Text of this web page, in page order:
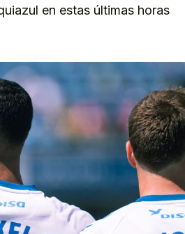
en estas últimas horas